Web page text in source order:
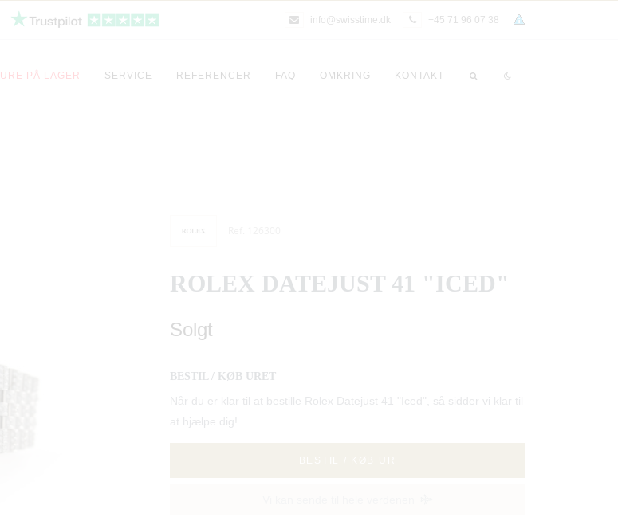
+45 71 96 07 38
info@swisstime.dk
URE PÅ LAGER SERVICE REFERENCER FAQ OMKRING KONTAKT
ROLEX DATEJUST 41 "ICED"
Solgt
BESTIL / KØB URET
Når du er klar til at bestille Rolex Datejust 41 "Iced", så sidder vi klar til
at hjælpe dig!